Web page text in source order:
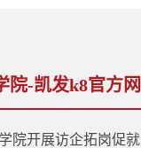
院-凯发k8官方网
院开展访企拓岗促